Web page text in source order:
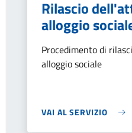
Rilascio
alloggio
Procedimento di
alloggio sociale
VAI AL SERVIZIO